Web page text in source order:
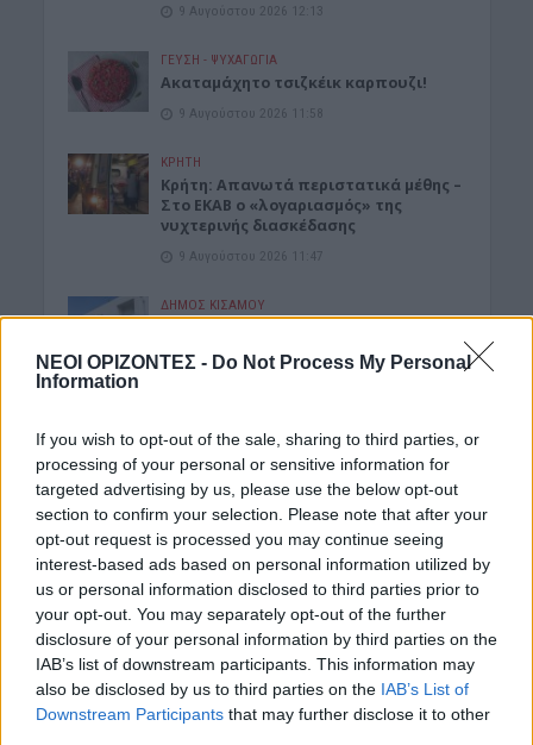
ΝΕΟΙ ΟΡΙΖΟΝΤΕΣ - Do Not Process My Personal
Information
If you wish to opt-out of the sale, sharing to third parties, or
processing of your personal or sensitive information for
targeted advertising by us, please use the below opt-out
section to confirm your selection. Please note that after your
opt-out request is processed you may continue seeing
interest-based ads based on personal information utilized by
us or personal information disclosed to third parties prior to
your opt-out. You may separately opt-out of the further
disclosure of your personal information by third parties on the
IAB’s list of downstream participants. This information may
also be disclosed by us to third parties on the IAB’s List of
Downstream Participants that may further disclose it to other
9 Αυγούστου 2026 12:13
ΓΕΎΣΗ - ΨΥΧΑΓΩΓΊΑ
Ακαταμάχητο τσιζκέικ καρπουζι!
9 Αυγούστου 2026 11:58
ΚΡΗΤΗ
Κρήτη: Απανωτά περιστατικά μέθης –
Στο ΕΚΑΒ ο «λογαριασμός» της
νυχτερινής διασκέδασης
9 Αυγούστου 2026 11:47
ΔΉΜΟΣ ΚΙΣΆΜΟΥ
Φραγκόσυκα: Έξι σημαντικοί λόγοι για
να τα βάλουμε στη διατροφή μας
9 Αυγούστου 2026 10:25
ΚΡΗΤΗ
Κρήτη: Ο καιρός της Κυριακής 9
Αυγούστου
9 Αυγούστου 2026 08:50
ΚΡΗΤΗ
Καύσωνας και ξηρασία “χτυπούν” την
αγροτική παραγωγή και στην Κρήτη